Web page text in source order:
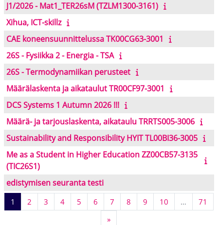
J1/2026 - Mat1_TER26sM (TZLM1300-3161)
Xihua, ICT-skillz
CAE koneensuunnittelussa TK00CG63-3001
26S - Fysiikka 2 - Energia - TSA
26S - Termodynamiikan perusteet
Määrälaskenta ja aikataulut TR00CF97-3001
DCS Systems 1 Autumn 2026 !!!
Määrä- ja tarjouslaskenta, aikataulu TRRTS005-3006
Sustainability and Responsibility HYIT TL00BI36-3005
Me as a Student in Higher Education ZZ00CB57-3135
(TIC26S1)
edistymisen seuranta testi
1 Sivu 1
2 Sivu 2
3 Sivu 3
4Sivu 4
5 Sivu 5
6 Sivu 6
7 Sivu 7
8 Sivu 8
9 Sivu 9
10 Sivu 10
… 71
»Seuraava sivu